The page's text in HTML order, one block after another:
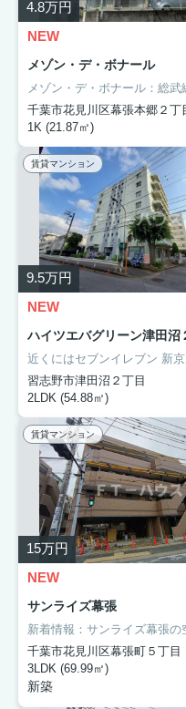
4.8万円
NEW
メゾン・デ・ボナール
千葉市花見川区幕張本郷２丁
1K (21.87㎡)
賃貸マンション
9.5万円
NEW
ハイツエバグリーン津田沼
習志野市津田沼２丁目
2LDK (54.88㎡)
賃貸マンション
15万円
NEW
サンライズ幕張
千葉市花見川区幕張町５丁目
3LDK (69.99㎡)
新築